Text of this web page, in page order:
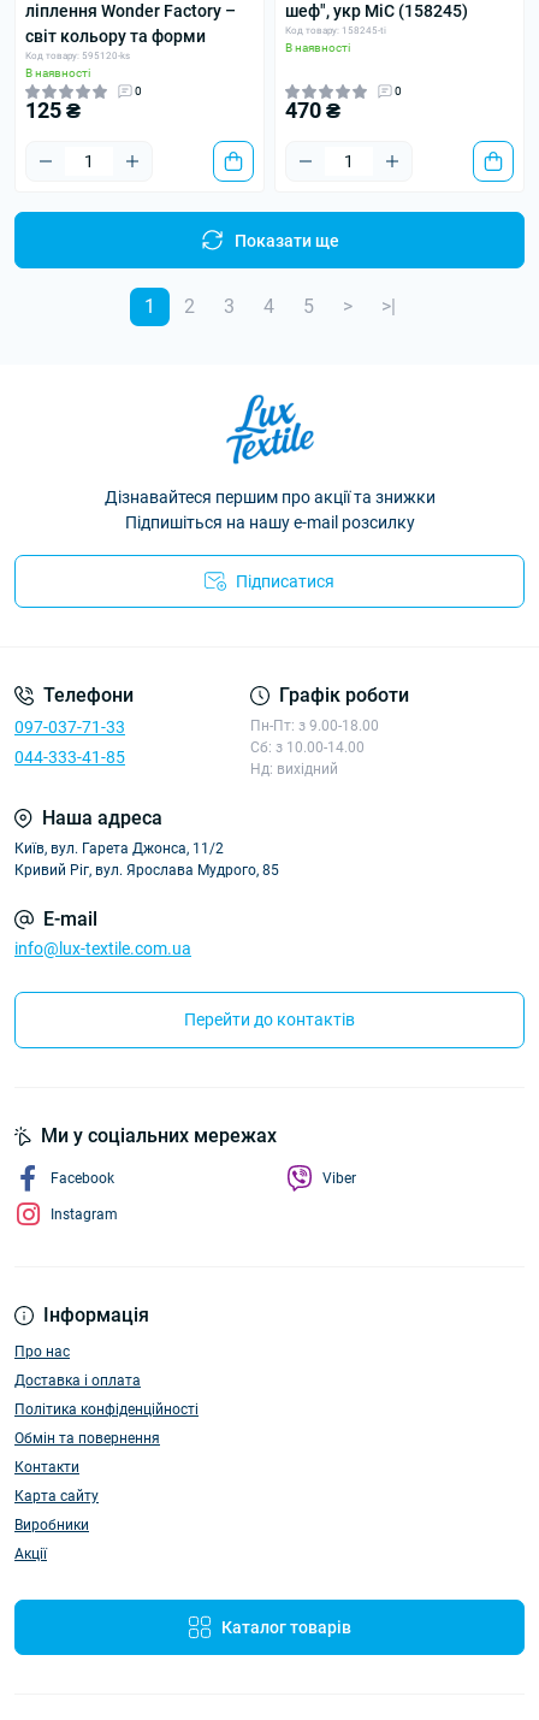
ліплення Wonder Factory –
світ кольору та форми
Код товару: 595120-ks
В наявності
0
125 ₴
шеф", укр MiC (158245)
Код товару: 158245-ti
В наявності
0
470 ₴
Показати ще
1 2 3 4 5 > >|
Дізнавайтеся першим про акції та знижки
Підпишіться на нашу e-mail розсилку
Підписатися
Телефони
097-037-71-33
044-333-41-85
Графік роботи
Пн-Пт: з 9.00-18.00
Сб: з 10.00-14.00
Нд: вихідний
Наша адреса
Київ, вул. Гарета Джонса, 11/2
Кривий Ріг, вул. Ярослава Мудрого, 85
E-mail
info@lux-textile.com.ua
Перейти до контактів
Інформація
Про нас
Доставка і оплата
Політика конфіденційності
Обмін та повернення
Контакти
Карта сайту
Виробники
Акції
Каталог товарів
Ми у соціальних мережах
Facebook
Instagram
Viber